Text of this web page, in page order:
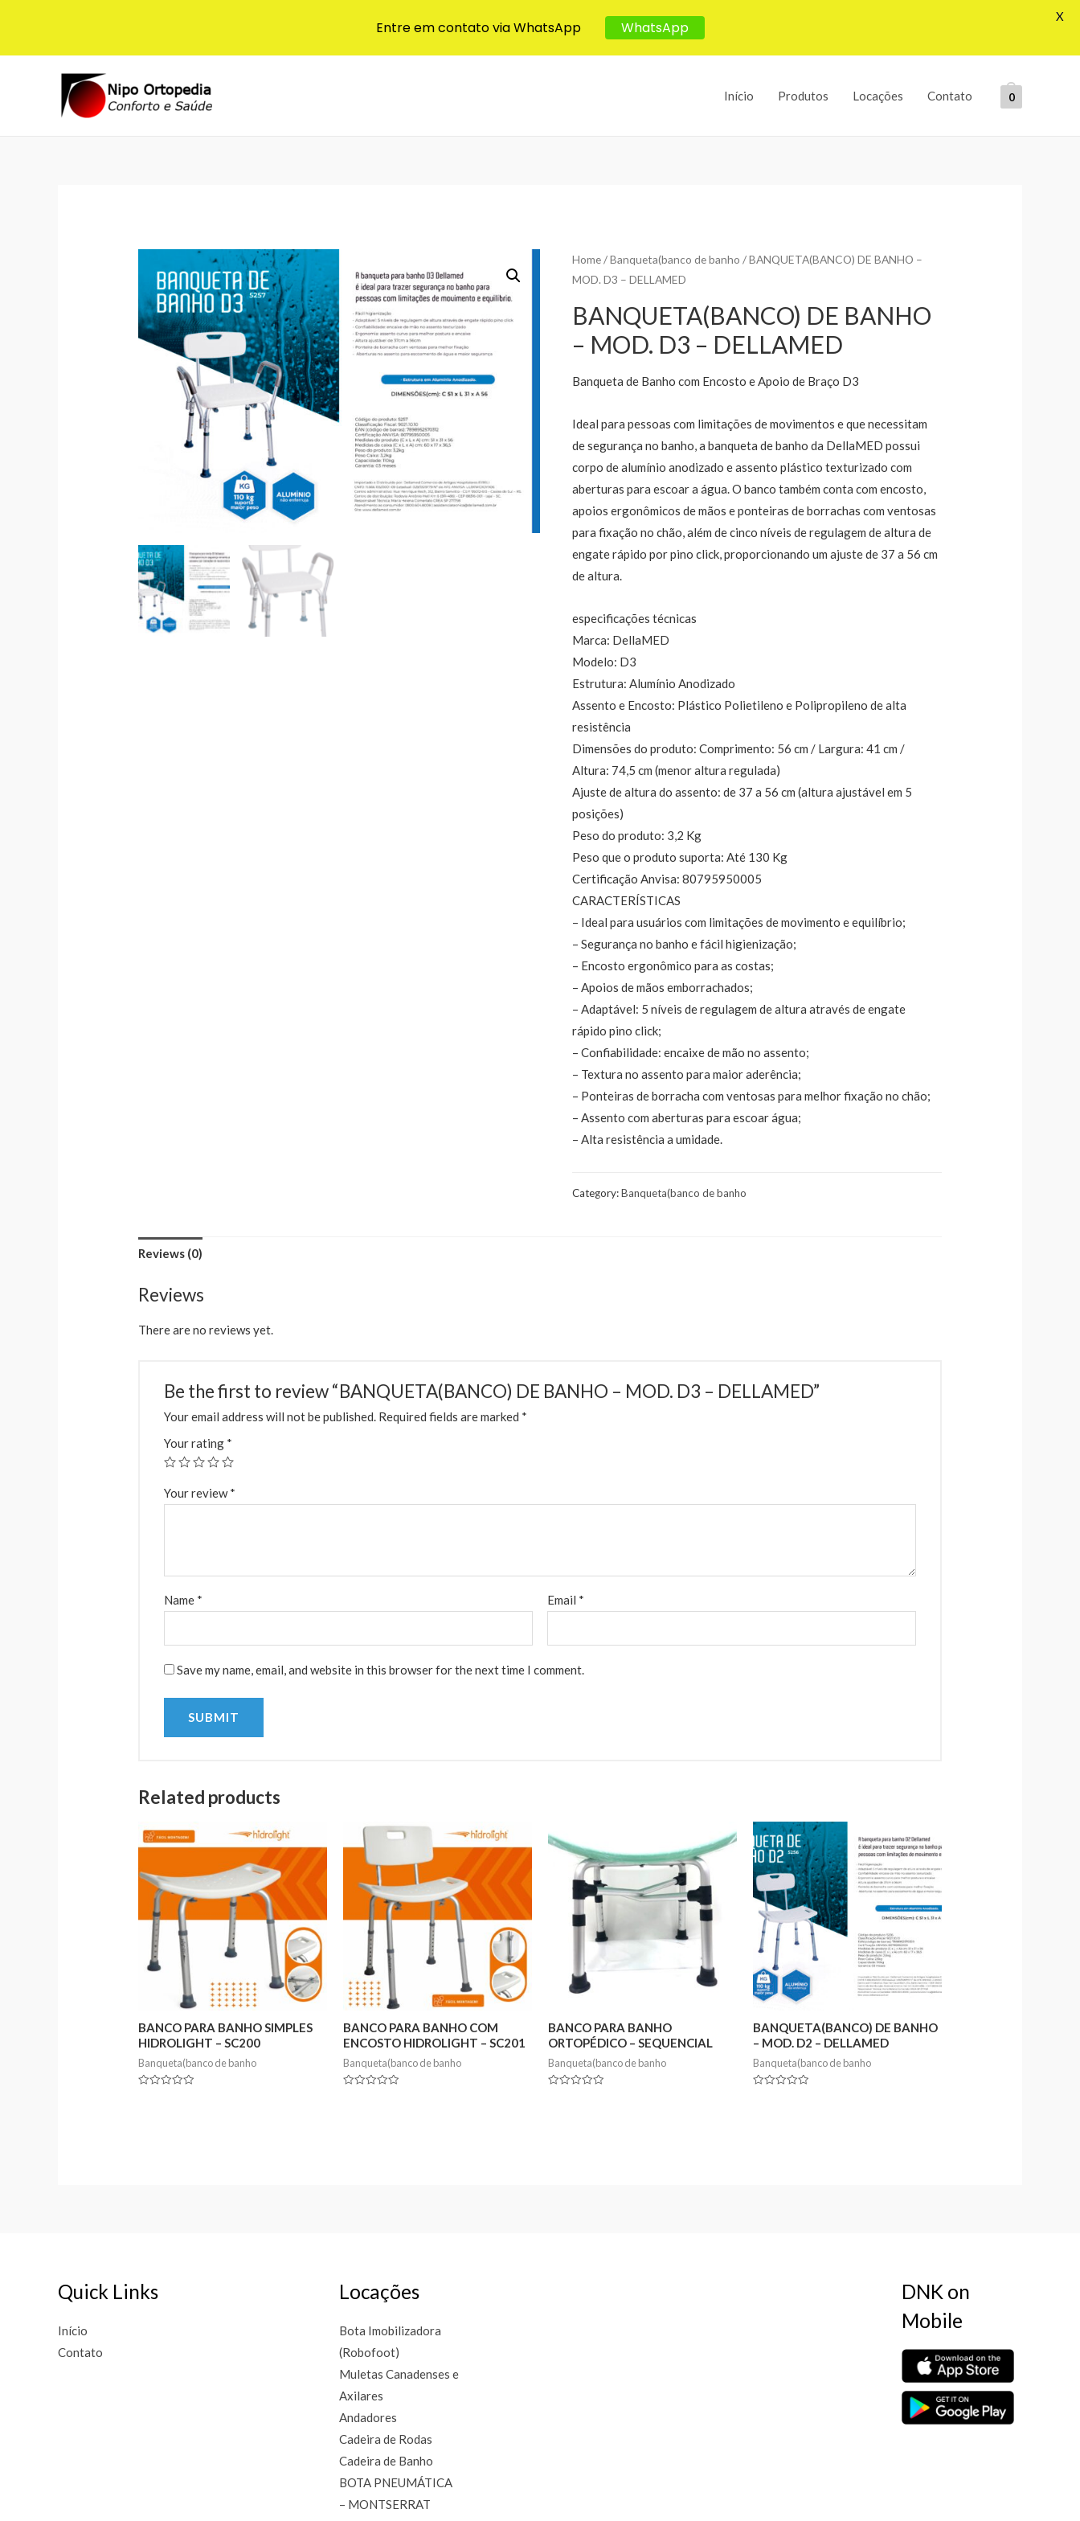
Início Produtos Locações Contato 0
Home/Banqueta(banco de banho / BANQUETA(BANCO) DE BANHO –
MOD. D3 – DELLAMED
BANQUETA(BANCO) DE BANHO
– MOD. D3 – DELLAMED
Banqueta de Banho com Encosto e Apoio de Braço D3
Ideal para pessoas com limitações de movimentos e que necessitam
de segurança no banho, a banqueta de banho da DellaMED possui
corpo de alumínio anodizado e assento plástico texturizado com
aberturas para escoar a água. O banco também conta com encosto,
apoios ergonômicos de mãos e ponteiras de borrachas com ventosas
para fixação no chão, além de cinco níveis de regulagem de altura de
engate rápido por pino click, proporcionando um ajuste de 37 a 56 cm
de altura.
especificações técnicas
Marca: DellaMED
Modelo: D3
Estrutura: Alumínio Anodizado
Assento e Encosto: Plástico Polietileno e Polipropileno de alta
resistência
Dimensões do produto: Comprimento: 56 cm / Largura: 41 cm /
Altura: 74,5 cm (menor altura regulada)
Ajuste de altura do assento: de 37 a 56 cm (altura ajustável em 5
posições)
Peso do produto: 3,2 Kg
Peso que o produto suporta: Até 130 Kg
Certificação Anvisa: 80795950005
CARACTERÍSTICAS
– Ideal para usuários com limitações de movimento e equilíbrio;
– Segurança no banho e fácil higienização;
– Encosto ergonômico para as costas;
– Apoios de mãos emborrachados;
– Adaptável: 5 níveis de regulagem de altura através de engate
rápido pino click;
– Confiabilidade: encaixe de mão no assento;
– Textura no assento para maior aderência;
– Ponteiras de borracha com ventosas para melhor fixação no chão;
– Assento com aberturas para escoar água;
– Alta resistência a umidade.
Category:Banqueta(banco de banho
Reviews (0)
Reviews
There are no reviews yet.
Be the first to review “BANQUETA(BANCO) DE BANHO – MOD. D3 – DELLAMED”
Your email address will not be published. Required fields are marked *
Your rating *
Your review*
Name * Email *
Save my name, email, and website in this browser for the next time I comment.
Related products
BANCO PARA BANHO SIMPLES
HIDROLIGHT – SC200
Banqueta(banco de banho
BANCO PARA BANHO COM
ENCOSTO HIDROLIGHT – SC201
Banqueta(banco de banho
BANCO PARA BANHO
ORTOPÉDICO – SEQUENCIAL
Banqueta(banco de banho
BANQUETA(BANCO) DE BANHO
– MOD. D2 – DELLAMED
Banqueta(banco de banho
Quick Links
Início
Contato
Locações
Bota Imobilizadora
(Robofoot)
Muletas Canadenses e
Axilares
Andadores
Cadeira de Rodas
Cadeira de Banho
BOTA PNEUMÁTICA
– MONTSERRAT
DNK on
Mobile
Entre em contato via WhatsApp WhatsApp
X